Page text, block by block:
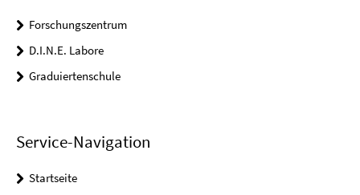
Forschungszentrum
D.I.N.E. Labore
Graduiertenschule
Service-Navigation
Startseite